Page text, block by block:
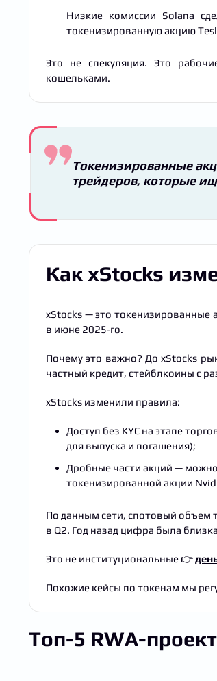
Низкие комиссии Solana
токенизированную акцию
Это не спекуляция. Это
кошельками.
Токенизированные
трейдеров, которые
Как xStocks
xStocks — это токенизированные
в июне 2025-го.
Почему это важно? До xStocks
частный кредит, стейблкоины с
xStocks изменили правила:
Доступ без KYC на этапе
для выпуска и погашения);
Дробные части акций —
токенизированной акции
По данным сети, спотовый объем
в Q2. Год назад цифра была
Это не институциональные 👉
Похожие кейсы по токенам мы
Топ-5 RWA-